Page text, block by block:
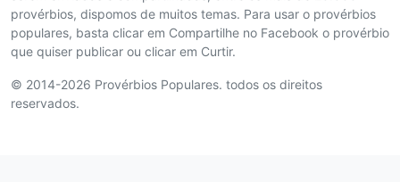
provérbios, dispomos de muitos temas. Para usar o provérbios
populares, basta clicar em Compartilhe no Facebook o provérbio
que quiser publicar ou clicar em Curtir.
© 2014-2026 Provérbios Populares. todos os direitos
reservados.